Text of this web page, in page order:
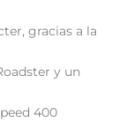
gracias a la
y un
400